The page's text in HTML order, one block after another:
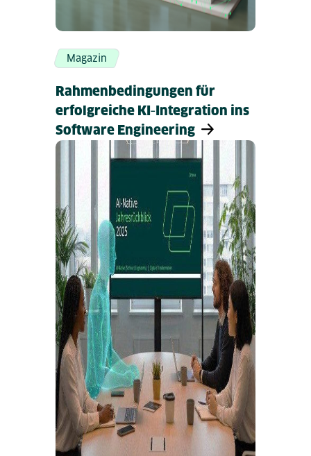
Magazin
Rahmenbedingungen für
erfolgreiche KI‑Integration ins
Software Engineering